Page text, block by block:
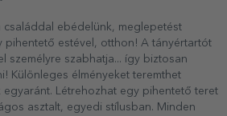
családdal ebédelünk, meglepetést
pihentető estével, otthon! A tányértartót
személyre szabhatja... így biztosan
Különleges élményeket teremthet
egyaránt. Létrehozhat egy pihentető teret
asztalt, egyedi stílusban. Minden